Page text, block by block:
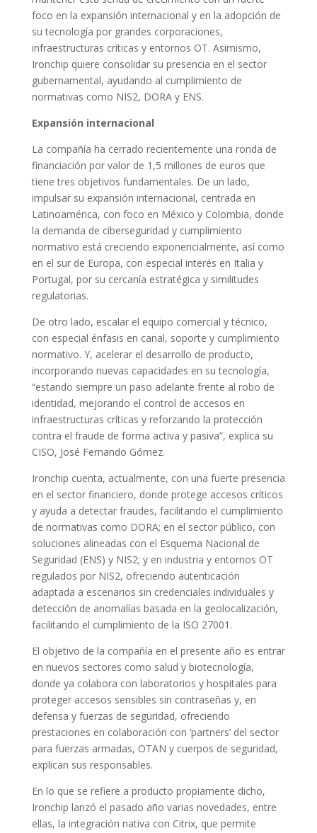
foco en la expansión internacional y en la adopción de
su tecnología por grandes corporaciones,
infraestructuras críticas y entornos OT. Asimismo,
Ironchip quiere consolidar su presencia en el sector
gubernamental, ayudando al cumplimiento de
normativas como NIS2, DORA y ENS.
Expansión internacional
La compañía ha cerrado recientemente una ronda de
financiación por valor de 1,5 millones de euros que
tiene tres objetivos fundamentales. De un lado,
impulsar su expansión internacional, centrada en
Latinoamérica, con foco en México y Colombia, donde
la demanda de ciberseguridad y cumplimiento
normativo está creciendo exponencialmente, así como
en el sur de Europa, con especial interés en Italia y
Portugal, por su cercanía estratégica y similitudes
regulatorias.
De otro lado, escalar el equipo comercial y técnico,
con especial énfasis en canal, soporte y cumplimiento
normativo. Y, acelerar el desarrollo de producto,
incorporando nuevas capacidades en su tecnología,
“estando siempre un paso adelante frente al robo de
identidad, mejorando el control de accesos en
infraestructuras críticas y reforzando la protección
contra el fraude de forma activa y pasiva”, explica su
CISO, José Fernando Gómez.
Ironchip cuenta, actualmente, con una fuerte presencia
en el sector financiero, donde protege accesos críticos
y ayuda a detectar fraudes, facilitando el cumplimiento
de normativas como DORA; en el sector público, con
soluciones alineadas con el Esquema Nacional de
Seguridad (ENS) y NIS2; y en industria y entornos OT
regulados por NIS2, ofreciendo autenticación
adaptada a escenarios sin credenciales individuales y
detección de anomalías basada en la geolocalización,
facilitando el cumplimiento de la ISO 27001.
El objetivo de la compañía en el presente año es entrar
en nuevos sectores como salud y biotecnología,
donde ya colabora con laboratorios y hospitales para
proteger accesos sensibles sin contraseñas y, en
defensa y fuerzas de seguridad, ofreciendo
prestaciones en colaboración con ‘partners’ del sector
para fuerzas armadas, OTAN y cuerpos de seguridad,
explican sus responsables.
En lo que se refiere a producto propiamente dicho,
Ironchip lanzó el pasado año varias novedades, entre
ellas, la integración nativa con Citrix, que permite